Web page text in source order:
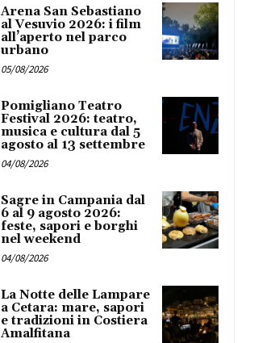
Arena San Sebastiano
al Vesuvio 2026: i film
all’aperto nel parco
urbano
05/08/2026
Pomigliano Teatro
Festival 2026: teatro,
musica e cultura dal 5
agosto al 13 settembre
04/08/2026
Sagre in Campania dal
6 al 9 agosto 2026:
feste, sapori e borghi
nel weekend
04/08/2026
La Notte delle Lampare
a Cetara: mare, sapori
e tradizioni in Costiera
Amalfitana